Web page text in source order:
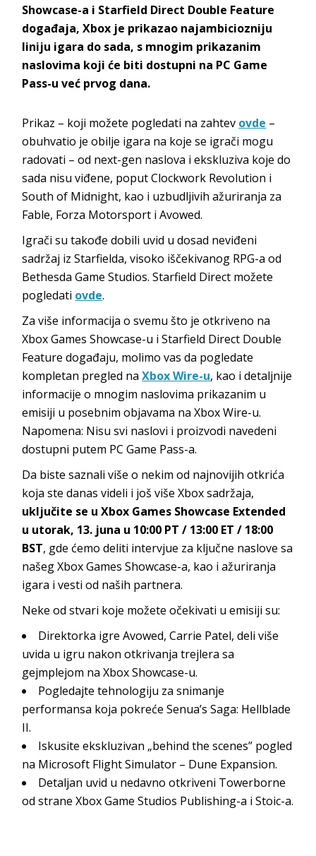
Showcase-a i Starfield Direct Double Feature
događaja, Xbox je prikazao najambiciozniju
liniju igara do sada, s mnogim prikazanim
naslovima koji će biti dostupni na PC Game
Pass-u već prvog dana.
Prikaz – koji možete pogledati na zahtev ovde –
obuhvatio je obilje igara na koje se igrači mogu
radovati – od next-gen naslova i ekskluziva koje do
sada nisu viđene, poput Clockwork Revolution i
South of Midnight, kao i uzbudljivih ažuriranja za
Fable, Forza Motorsport i Avowed.
Igrači su takođe dobili uvid u dosad neviđeni
sadržaj iz Starfielda, visoko iščekivanog RPG-a od
Bethesda Game Studios. Starfield Direct možete
pogledati ovde.
Za više informacija o svemu što je otkriveno na
Xbox Games Showcase-u i Starfield Direct Double
Feature događaju, molimo vas da pogledate
kompletan pregled naXbox Wire-u, kao i detaljnije
informacije o mnogim naslovima prikazanim u
emisiji u posebnim objavama na Xbox Wire-u.
Napomena: Nisu svi naslovi i proizvodi navedeni
dostupni putem PC Game Pass-a.
Da biste saznali više o nekim od najnovijih otkrića
koja ste danas videli i još više Xbox sadržaja,
uključite se u Xbox Games Showcase Extended
u utorak, 13. juna u 10:00 PT / 13:00 ET / 18:00
BST, gde ćemo deliti intervjue za ključne naslove sa
našeg Xbox Games Showcase-a, kao i ažuriranja
igara i vesti od naših partnera.
Neke od stvari koje možete očekivati u emisiji su:
Direktorka igre Avowed, Carrie Patel, deli više
uvida u igru nakon otkrivanja trejlera sa
gejmplejom na Xbox Showcase-u.
Pogledajte tehnologiju za snimanje
performansa koja pokreće Senua’s Saga: Hellblade
II.
Iskusite ekskluzivan „behind the scenes” pogled
na Microsoft Flight Simulator – Dune Expansion.
Detaljan uvid u nedavno otkriveni Towerborne
od strane Xbox Game Studios Publishing-a i Stoic-a.